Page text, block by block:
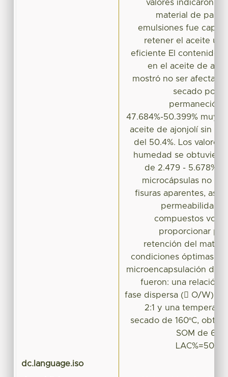
valores indicaron
material de
emulsiones fue
retener el aceite
eficiente El contenido
en el aceite de
mostró no ser
secado por
permaneció
47.684%-50.399% muy
aceite de ajonjolí sin
del 50.4%. Los
humedad se
de 2.479 - 5.678%.
microcápsulas no
fisuras aparentes,
permeabilidad
compuestos
proporcionar
retención del
condiciones óptimas
microencapsulación del
fueron: una relación
fase dispersa ( O/W)
2:1 y una
secado de 160ºC,
SOM de
dc.language.iso